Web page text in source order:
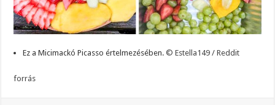
Ez a Micimackó Picasso értelmezésében.© Estella149 / Reddit
forrás